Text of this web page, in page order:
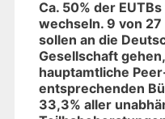
Ca. 50% der
wechseln. 9 von
sollen an die
Gesellschaft
hauptamtliche
entsprechenden
33,3% aller